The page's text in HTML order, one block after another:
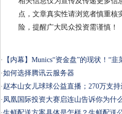
点，文章真实性请浏览者慎重核
险，提醒广大民众投资需谨慎！
·
【内幕】Munics“资金盘”的现状！“韭
·如何选择腾讯云服务器
· 赵本山女儿球球公益直播；270万支
· 凤凰国际投资大赛启连山告诉你为什